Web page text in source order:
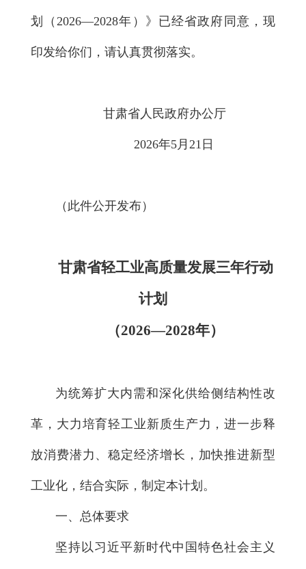
划（2026—2028年）》已经省政府同意，现
印发给你们，请认真贯彻落实。
甘肃省人民政府办公厅
2026年5月21日
（此件公开发布）
甘肃省轻工业高质量发展三年行动
计划
（2026—2028年）
为统筹扩大内需和深化供给侧结构性改
革，大力培育轻工业新质生产力，进一步释
放消费潜力、稳定经济增长，加快推进新型
工业化，结合实际，制定本计划。
一、总体要求
坚持以习近平新时代中国特色社会主义